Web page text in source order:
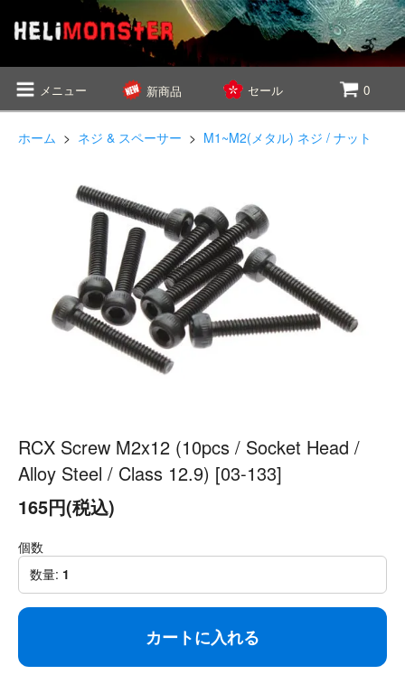
メニュー 新商品 セール 0
ホーム > ネジ & スペーサー > M1~M2(メタル) ネジ / ナット
RCX Screw M2x12 (10pcs / Socket Head /
Alloy Steel / Class 12.9) [03-133]
165円(税込)
個数
数量: 1
カートに入れる